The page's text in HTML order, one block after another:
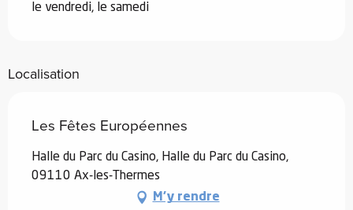
le vendredi, le samedi
Localisation
Les Fêtes Européennes
Halle du Parc du Casino, Halle du Parc du Casino,
09110 Ax-les-Thermes
M'y rendre